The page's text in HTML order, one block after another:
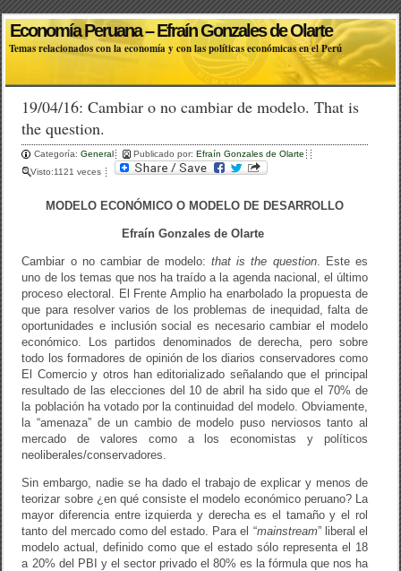
Economía Peruana – Efraín Gonzales de Olarte
Temas relacionados con la economía y con las políticas económicas en el Perú
19/04/16: Cambiar o no cambiar de modelo. That is
the question.
Categoría:General Publicado por:Efraín Gonzales de Olarte
Visto:1121 veces
MODELO ECONÓMICO O MODELO DE DESARROLLO
Efraín Gonzales de Olarte
Cambiar o no cambiar de modelo:that is the question. Este es
uno de los temas que nos ha traído a la agenda nacional, el último
proceso electoral. El Frente Amplio ha enarbolado la propuesta de
que para resolver varios de los problemas de inequidad, falta de
oportunidades e inclusión social es necesario cambiar el modelo
económico. Los partidos denominados de derecha, pero sobre
todo los formadores de opinión de los diarios conservadores como
El Comercio y otros han editorializado señalando que el principal
resultado de las elecciones del 10 de abril ha sido que el 70% de
la población ha votado por la continuidad del modelo. Obviamente,
la “amenaza” de un cambio de modelo puso nerviosos tanto al
mercado de valores como a los economistas y políticos
neoliberales/conservadores.
Sin embargo, nadie se ha dado el trabajo de explicar y menos de
teorizar sobre ¿en qué consiste el modelo económico peruano? La
mayor diferencia entre izquierda y derecha es el tamaño y el rol
tanto del mercado como del estado. Para el “mainstream” liberal el
modelo actual, definido como que el estado sólo representa el 18
a 20% del PBI y el sector privado el 80% es la fórmula que nos ha